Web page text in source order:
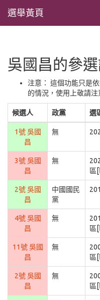
選舉黃頁
吳國昌的參
注意： 這個功能只是
的情況，使用上敬請注
候選人 政黨 選
1號 吳國
昌
無
3號 吳國
昌
無
區[
2號 吳國
昌
中國國民
黨
4號 吳國
昌
無
區[
11號 吳國
昌
無
區[
2號 吳國
昌
無
區[